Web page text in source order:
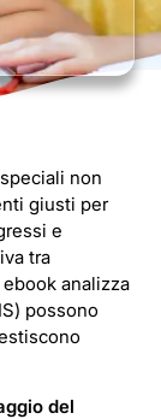
non
giusti per
e
tra
analizza
possono
del